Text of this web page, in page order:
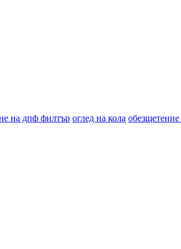
на дпф филтър оглед на кола